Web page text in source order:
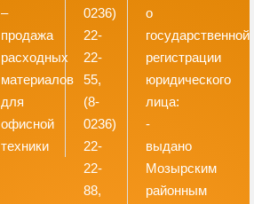
–
продажа
расходных
материалов
для
офисной
техники
0236)
22-
22-
55,
(8-
0236)
22-
22-
88,
о
государственной
регистрации
юридического
лица:
-
выдано
Мозырским
районным